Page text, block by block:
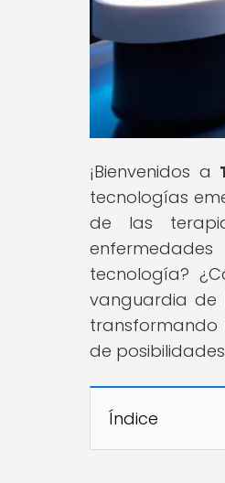
¡Bienvenidos a
tecnologías
de las
tecnología?
vanguardia de
de
Índice